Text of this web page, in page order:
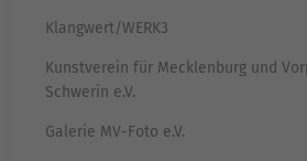
Klangwert/WERK3
Kunstverein für Mecklenburg und
Schwerin e.V.
Galerie MV-Foto e.V.